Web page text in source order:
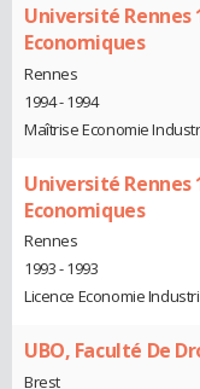
Université Rennes
Economiques
Rennes
1994 - 1994
Maîtrise Economie
Université Rennes
Economiques
Rennes
1993 - 1993
Licence Economie
UBO, Faculté De
Brest